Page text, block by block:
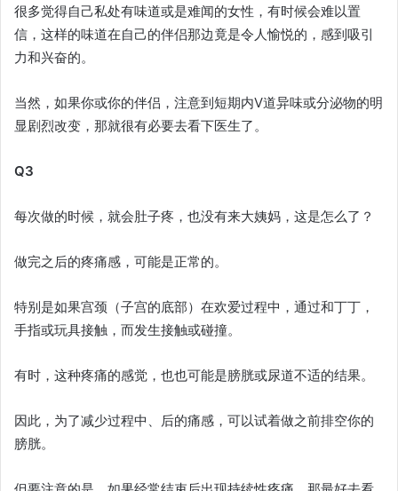
很多觉得自己私处有味道或是难闻的女性，有时候会难以置
信，这样的味道在自己的伴侣那边竟是令人愉悦的，感到吸引
力和兴奋的。
当然，如果你或你的伴侣，注意到短期内V道异味或分泌物的明
显剧烈改变，那就很有必要去看下医生了。
Q3
每次做的时候，就会肚子疼，也没有来大姨妈，这是怎么了？
做完之后的疼痛感，可能是正常的。
特别是如果宫颈（子宫的底部）在欢爱过程中，通过和丁丁，
手指或玩具接触，而发生接触或碰撞。
有时，这种疼痛的感觉，也也可能是膀胱或尿道不适的结果。
因此，为了减少过程中、后的痛感，可以试着做之前排空你的
膀胱。